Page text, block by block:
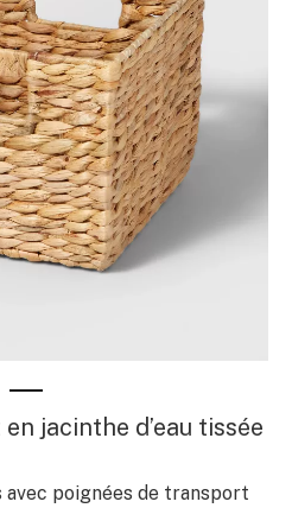
jacinthe d’eau tissée
avec poignées de transport